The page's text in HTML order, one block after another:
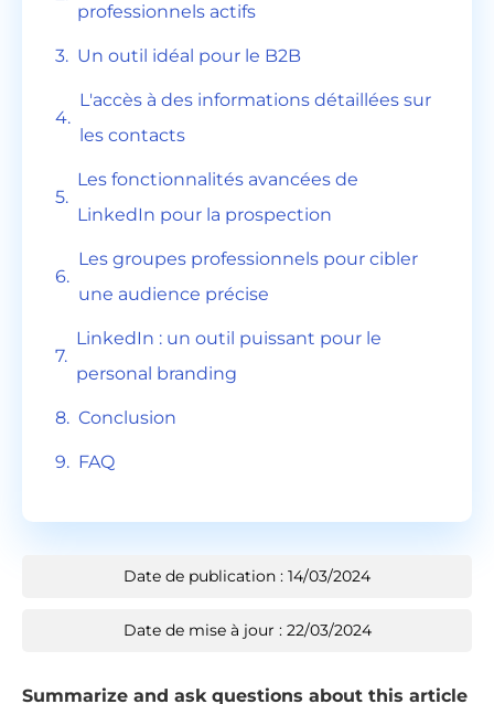
professionnels actifs
Un outil idéal pour le B2B
L'accès à des informations détaillées sur
les contacts
Les fonctionnalités avancées de
LinkedIn pour la prospection
Les groupes professionnels pour cibler
une audience précise
LinkedIn : un outil puissant pour le
personal branding
Conclusion
FAQ
Date de publication : 14/03/2024
Date de mise à jour : 22/03/2024
Summarize and ask questions about this article